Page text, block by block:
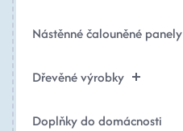
Nástěnné čalouněné panely
Dřevěné výrobky
Doplňky do domácnosti